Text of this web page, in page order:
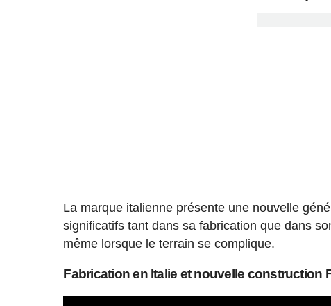
La marque italienne présente une nouvelle
significatifs tant dans sa fabrication que dans
même lorsque le terrain se complique.
Fabrication en Italie et nouvelle construction